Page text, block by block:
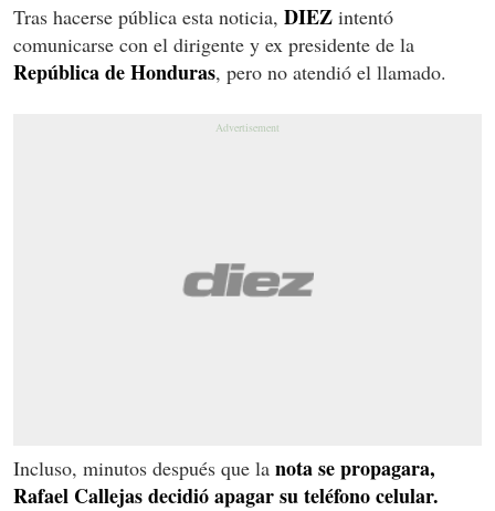
Tras hacerse pública esta noticia, DIEZ intentó
comunicarse con el dirigente y ex presidente de la
República de Honduras, pero no atendió el llamado.
Incluso, minutos después que la nota se propagara,
Rafael Callejas decidió apagar su teléfono celular.